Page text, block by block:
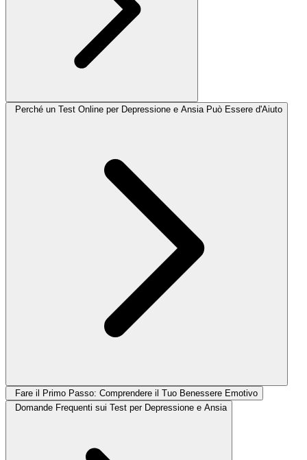
Perché un Test Online per Depressione e Ansia Può Essere d'Aiuto
Fare il Primo Passo: Comprendere il Tuo Benessere Emotivo
Domande Frequenti sui Test per Depressione e Ansia